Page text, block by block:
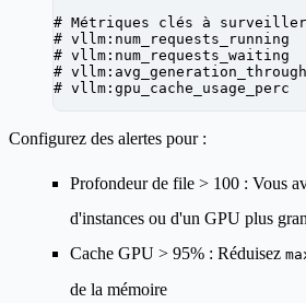
# Métriques clés à
#
#
#
#
Configurez des alertes pour :
Profondeur de file > 100 : Vous
d'instances ou d'un GPU plus
Cache GPU > 95% : Réduisez
de la mémoire